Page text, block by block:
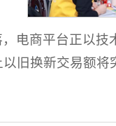
电商平台正以
旧换新交易额